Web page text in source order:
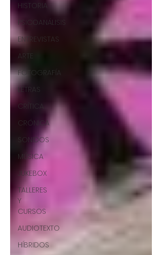
HISTORIA
PSICOANÁLISIS
ENTREVISTAS
ARTE
FOTOGRAFÍA
LETRAS
CRÍTICA
CRÓNICA
SONIDOS
MÚSICA
JUKEBOX
TALLERES
Y
CURSOS
AUDIOTEXTO
HÍBRIDOS